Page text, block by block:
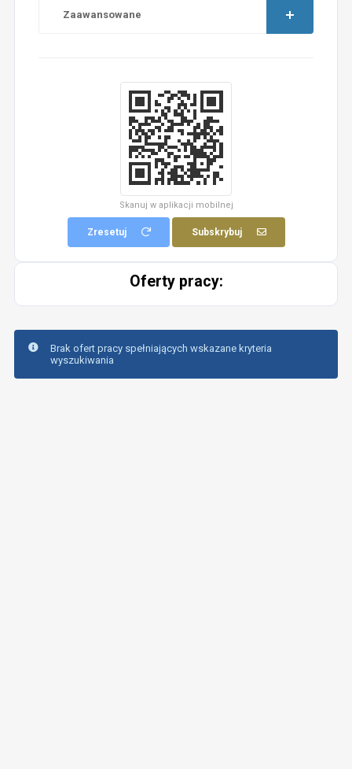
Zaawansowane
Skanuj w aplikacji mobilnej
Zresetuj Subskrybuj
Oferty pracy:
Brak ofert pracy spełniających wskazane kryteria
wyszukiwania